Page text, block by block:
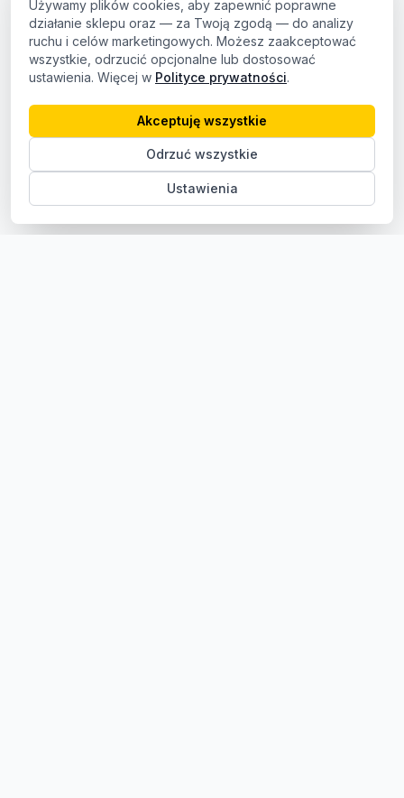
Używamy plików cookies, aby zapewnić poprawne
działanie sklepu oraz — za Twoją zgodą — do analizy
ruchu i celów marketingowych. Możesz zaakceptować
wszystkie, odrzucić opcjonalne lub dostosować
ustawienia. Więcej w Polityce prywatności.
Ustawienia
Odrzuć wszystkie
Akceptuję wszystkie